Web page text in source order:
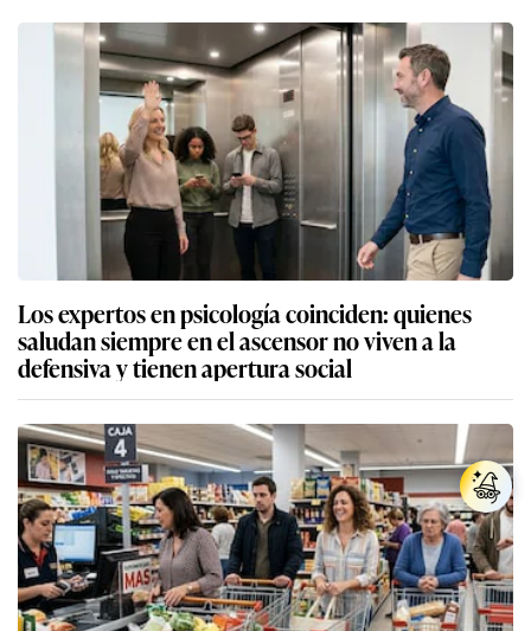
Los expertos en psicología coinciden: quienes
saludan siempre en el ascensor no viven a la
defensiva y tienen apertura social